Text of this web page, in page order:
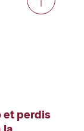
et perdis